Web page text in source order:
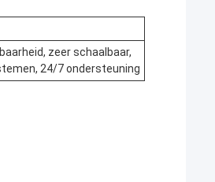
zeer schaalbaar,
24/7 ondersteuning